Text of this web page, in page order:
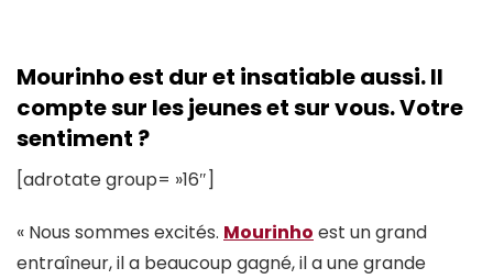
Mourinho est dur et insatiable aussi. Il
compte sur les jeunes et sur vous. Votre
sentiment ?
[adrotate group= »16″]
« Nous sommes excités. Mourinho est un grand
entraîneur, il a beaucoup gagné, il a une grande